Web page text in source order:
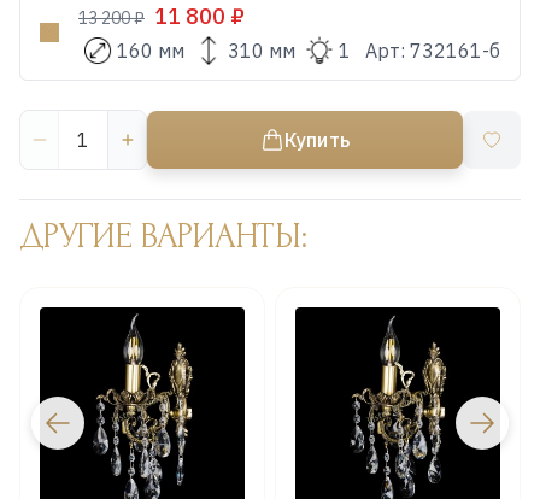
13 200 ₽ 11 800 ₽
160 мм 310 мм 1 Арт: 732161-б
Купить
ДРУГИЕ ВАРИАНТЫ: